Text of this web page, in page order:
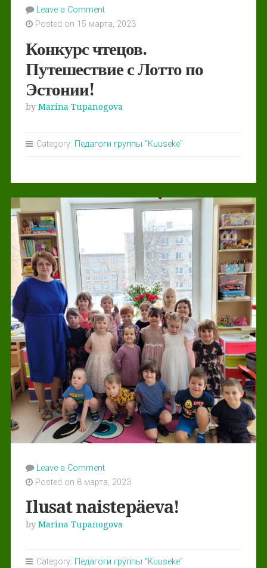
Leave a Comment
Posted on 15 марта, 2023
Конкурс чтецов.
Путешествие с Лотто по
Эстонии!
by Marina Tupanogova
Category: Педагоги группы "Kuuseke"
Leave a Comment
Posted on 8 марта, 2023
Ilusat naistepäeva!
by Marina Tupanogova
Category: Педагоги группы "Kuuseke"